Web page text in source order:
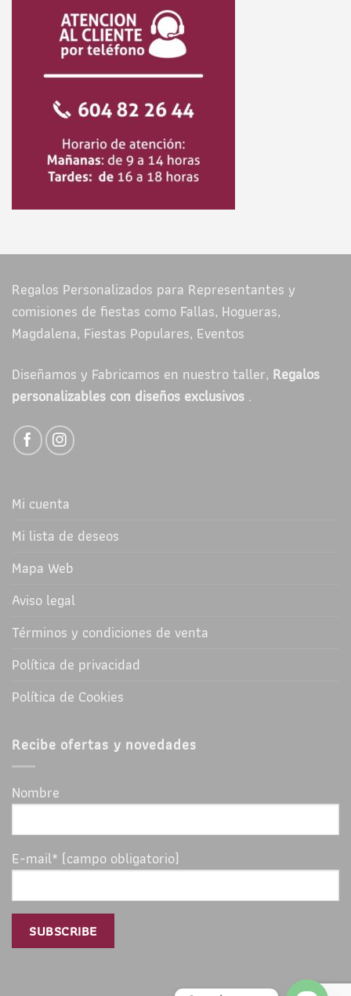
Regalos Personalizados para Representantes y
comisiones de fiestas como Fallas, Hogueras,
Magdalena, Fiestas Populares, Eventos
Diseñamos y Fabricamos en nuestro taller, Regalos
personalizables con diseños exclusivos .
Mi cuenta
Mi lista de deseos
Mapa Web
Aviso legal
Términos y condiciones de venta
Política de privacidad
Política de Cookies
Recibe ofertas y novedades
Nombre
E-mail* (campo obligatorio)